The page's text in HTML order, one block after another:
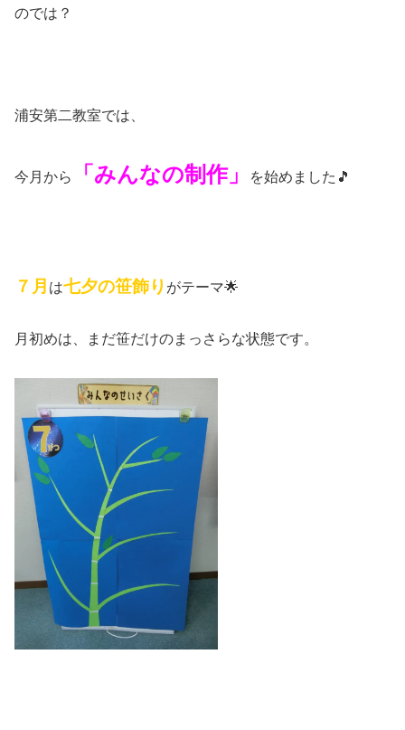
のでは？
浦安第二教室では、
今月から 「みんなの制作」 を始めました🎵
７月 は七夕の笹飾り がテーマ🌟
月初めは、まだ笹だけのまっさらな状態です。